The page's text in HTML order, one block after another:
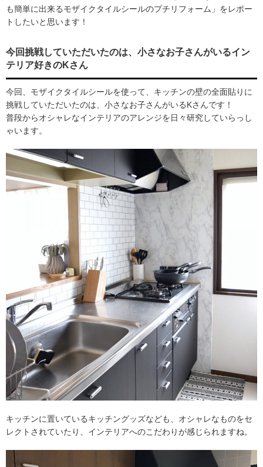
も簡単に出来るモザイクタイルシールのプチリフォーム」をレポー
トしたいと思います！
今回挑戦していただいたのは、小さなお子さんがいるイン
テリア好きのKさん
今回、モザイクタイルシールを使って、キッチンの壁の全面貼りに
挑戦していただいたのは、小さなお子さんがいるKさんです！
普段からオシャレなインテリアのアレンジを日々研究していらっし
ゃいます。
キッチンに置いているキッチングッズなども、オシャレなものをセ
レクトされていたり、インテリアへのこだわりが感じられますね。